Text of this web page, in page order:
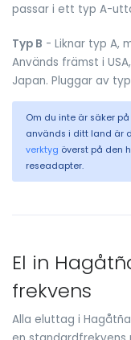
passar i ett typ A-
Typ B - Liknar typ A,
Används främst i
Japan. Pluggar av
Om du inte är säker
används i ditt land är
verktyg överst på den
reseadapter.
El in
frekvens
Alla eluttag i